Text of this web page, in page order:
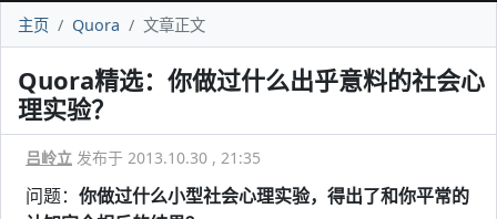
主页 Quora 文章正文
Quora精选：你做过什么出乎意料的社会心
理实验？
吕岭立 发布于 2013.10.30 , 21:35
问题： 你做过什么小型社会心理实验，得出了和你平常的